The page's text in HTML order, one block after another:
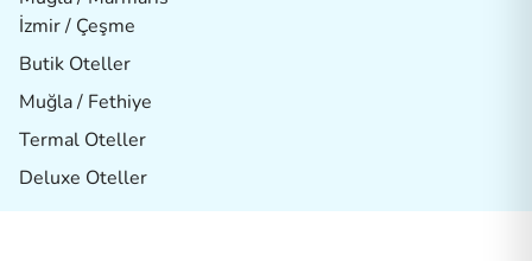
İzmir / Çeşme
Butik Oteller
Muğla / Fethiye
Termal Oteller
Deluxe Oteller